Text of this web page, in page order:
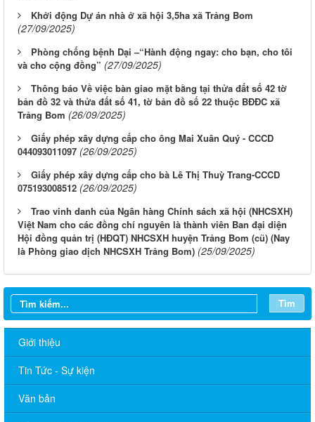
Khởi động Dự án nhà ở xã hội 3,5ha xã Trảng Bom
(27/09/2025)
Phòng chống bệnh Dại –“Hành động ngay: cho bạn, cho tôi
và cho cộng đồng” (27/09/2025)
Thông báo Về việc bàn giao mặt bằng tại thửa đất số 42 tờ
bản đồ 32 và thửa đất số 41, tờ bản đồ số 22 thuộc BĐĐC xã
Trảng Bom (26/09/2025)
Giấy phép xây dựng cấp cho ông Mai Xuân Quý - CCCD
044093011097 (26/09/2025)
Giấy phép xây dựng cấp cho bà Lê Thị Thuỳ Trang-CCCD
075193008512 (26/09/2025)
Trao vinh danh của Ngân hàng Chính sách xã hội (NHCSXH)
Việt Nam cho các đồng chí nguyên là thành viên Ban đại diện
Hội đồng quản trị (HĐQT) NHCSXH huyện Trảng Bom (cũ) (Nay
là Phòng giao dịch NHCSXH Trảng Bom) (25/09/2025)
Tìm
Giới thiệu
Tin Tức - Sự kiện
Văn bản